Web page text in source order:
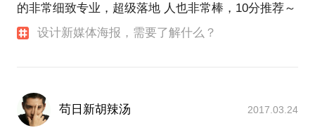
的非常细致专业，超级落地 人也非常棒，10分推荐～
设计新媒体海报，需要了解什么？
苟日新胡辣汤 2017.03.24